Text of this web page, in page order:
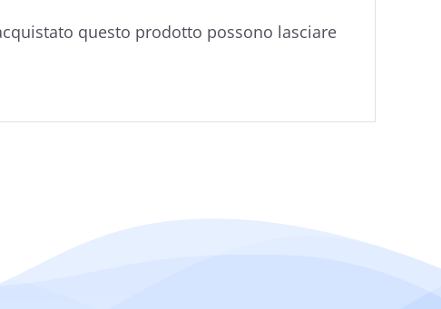
questo prodotto possono lasciare